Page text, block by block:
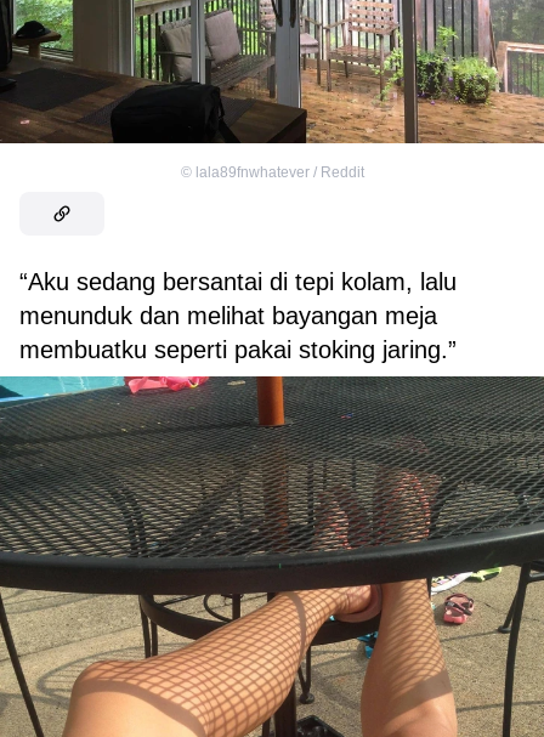
© lala89fnwhatever / Reddit
“Aku sedang bersantai di tepi kolam, lalu
menunduk dan melihat bayangan meja
membuatku seperti pakai stoking jaring.”